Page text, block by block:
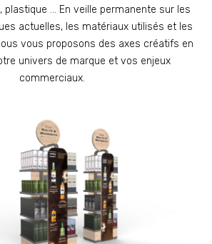
plastique … En veille permanente sur les
actuelles, les matériaux utilisés et les
vous proposons des axes créatifs en
univers de marque et vos enjeux
commerciaux.